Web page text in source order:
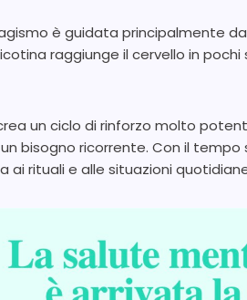
è guidata principalmente
raggiunge il cervello in
un ciclo di rinforzo molto
bisogno ricorrente. Con il tempo
ai rituali e alle situazioni